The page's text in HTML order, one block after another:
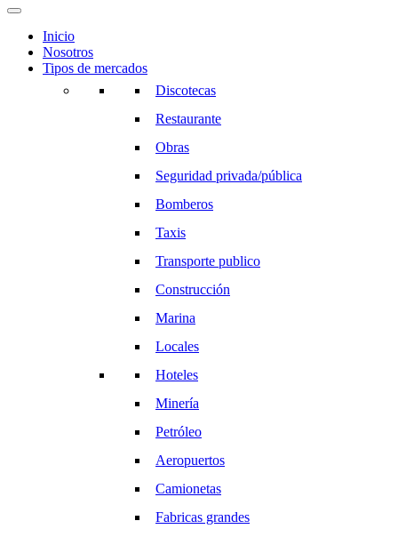
Inicio
Nosotros
Tipos de mercados
Discotecas
Restaurante
Obras
Seguridad privada/pública
Bomberos
Taxis
Transporte publico
Construcción
Marina
Locales
Hoteles
Minería
Petróleo
Aeropuertos
Camionetas
Fabricas grandes